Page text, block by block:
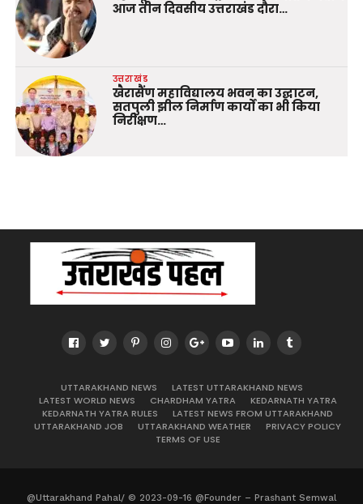
आज तीन दिवसीय उत्तराखंड दौरा…
उत्तराखंड
खैरासैंण महाविद्यालय भवन का उद्घाटन,
सतपुली झील निर्माण कार्यों का भी किया
निरीक्षण…
UTTARAKHAND NEWS
LATEST UTTARAKHAND NEWS
LATEST WORLD NEWS
CHARDHAM YATRA
KEDARNATH YATRA
KEDARNATH YATRA RULES
LATEST NEWS FROM UTTARAKHAND
UTTARAKHAND JOB
UTTARAKHAND WEATHER
PRIVACY POLICY
TERMS OF USE
@Uttarakhand Pahal/ © 2023-09-16 @Founder – Prashant Semwal